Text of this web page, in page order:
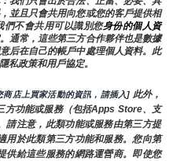
並且只會共用向您或您的客戶提供相
們不會共用可以識別您身份的個人資
通常，這些第三方合作夥伴也是數據
后在自己的帳戶中處理個人資料。此
私政策和用戶協定。
店上買家活動的資訊，請插入] 此外，
方功能或服務（包括Apps Store、支
請注意，此類功能或服務由第三方提
用於此類第三方功能和服務。您向第
供給這些服務的網路運營商。即使您